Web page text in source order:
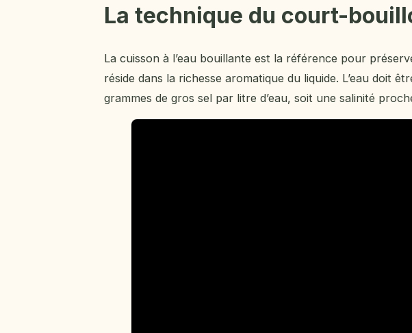
La technique du court-
La cuisson à l’eau bouillante est la référence pour
réside dans la richesse aromatique du liquide. L’eau doit
grammes de gros sel par litre d’eau, soit une salinité